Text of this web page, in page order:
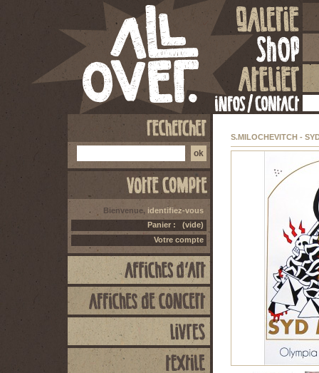
Bienvenue, identifiez-vous
Panier :
(vide)
Votre compte
S.MILOCHEVITCH -